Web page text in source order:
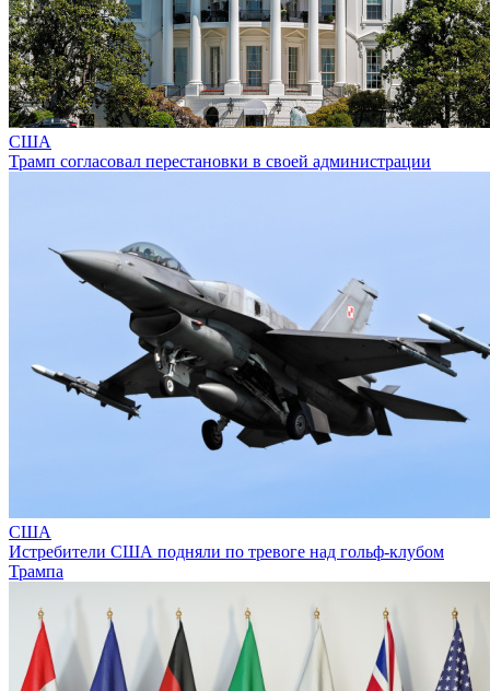
США
Трамп согласовал перестановки в своей администрации
США
Истребители США подняли по тревоге над гольф-клубом
Трампа